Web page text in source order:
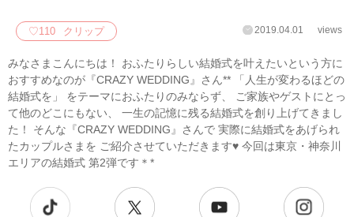
♡110 クリップ 2019.04.01 views
みなさまこんにちは！ おふたりらしい結婚式を叶えたいという方に
おすすめなのが『CRAZY WEDDING』さん** 「人生が変わるほどの
結婚式を」 をテーマにおふたりのみならず、 ご家族やゲストにとっ
て他のどこにもない、 一生の記憶に残る結婚式を創り上げてきまし
た！ そんな『CRAZY WEDDING』さんで 実際に結婚式をあげられ
たカップルさまを ご紹介させていただきます♥ 今回は東京・神奈川
エリアの結婚式 第2弾です＊*